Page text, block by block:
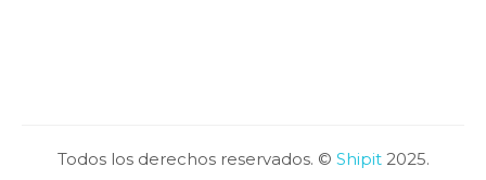
Todos los derechos reservados. © Shipit2025.